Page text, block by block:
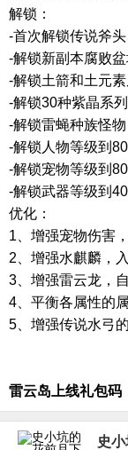
解锁：
-首次解锁传说斧头
-解锁新副本腐败盆
-解锁土箭和土元素
-解锁30种紫晶系列
-解锁雷蝇种族怪物
-解锁人物等级到80
-解锁宠物等级到80
-解锁武器等级到40
优化：
1、增强宠物伤害
2、增强水麒麟，
3、增强雷云龙，
4、平衡各属性的
5、增强传说水弓
雷云岛上线礼包码
史